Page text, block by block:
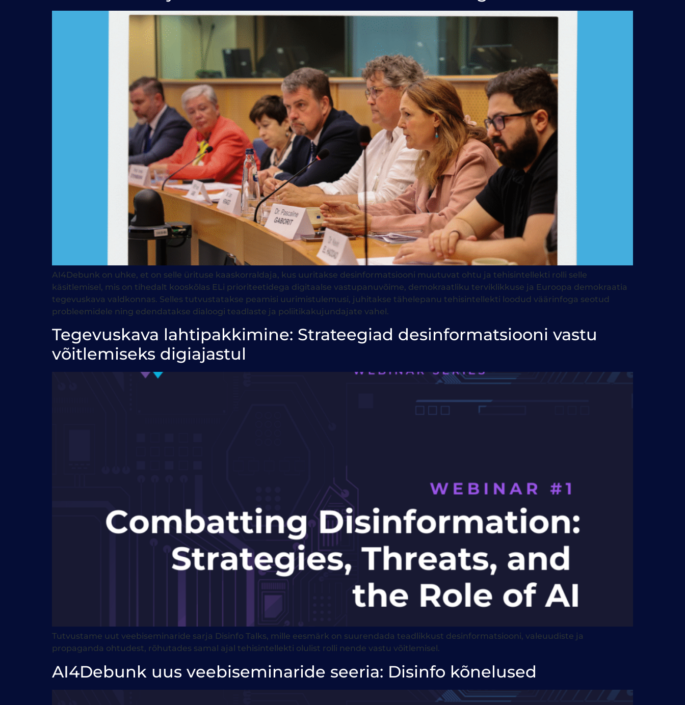
AI4Debunk on uhke, et on selle ürituse kaaskorraldaja, kus uuritakse desinformatsiooni muutuvat ohtu ja tehisintellekti rolli selle
käsitlemisel, mis on tihedalt kooskõlas ELi prioriteetidega digitaalse vastupanuvõime, demokraatliku terviklikkuse ja Euroopa demokraatia
tegevuskava valdkonnas. Selles tutvustatakse peamisi uurimistulemusi, juhitakse tähelepanu tehisintellekti loodud väärinfoga seotud
probleemidele ning edendatakse dialoogi teadlaste ja poliitikakujundajate vahel.
Tegevuskava lahtipakkimine: Strateegiad desinformatsiooni vastu
võitlemiseks digiajastul
Tutvustame uut veebiseminaride sarja Disinfo Talks, mille eesmärk on suurendada teadlikkust desinformatsiooni, valeuudiste ja
propaganda ohtudest, rõhutades samal ajal tehisintellekti olulist rolli nende vastu võitlemisel.
AI4Debunk uus veebiseminaride seeria: Disinfo kõnelused